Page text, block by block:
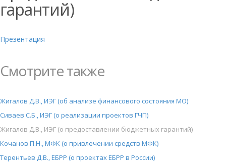
гарантий)
Презентация
Смотрите также
Жигалов Д.В., ИЭГ (об анализе финансового состояния МО)
Сиваев С.Б., ИЭГ (о реализации проектов ГЧП)
Жигалов Д.В., ИЭГ (о предоставлении бюджетных гарантий)
Кочанов П.Н., МФК (о привлечении средств МФК)
Терентьев Д.В., ЕБРР (о проектах ЕБРР в России)